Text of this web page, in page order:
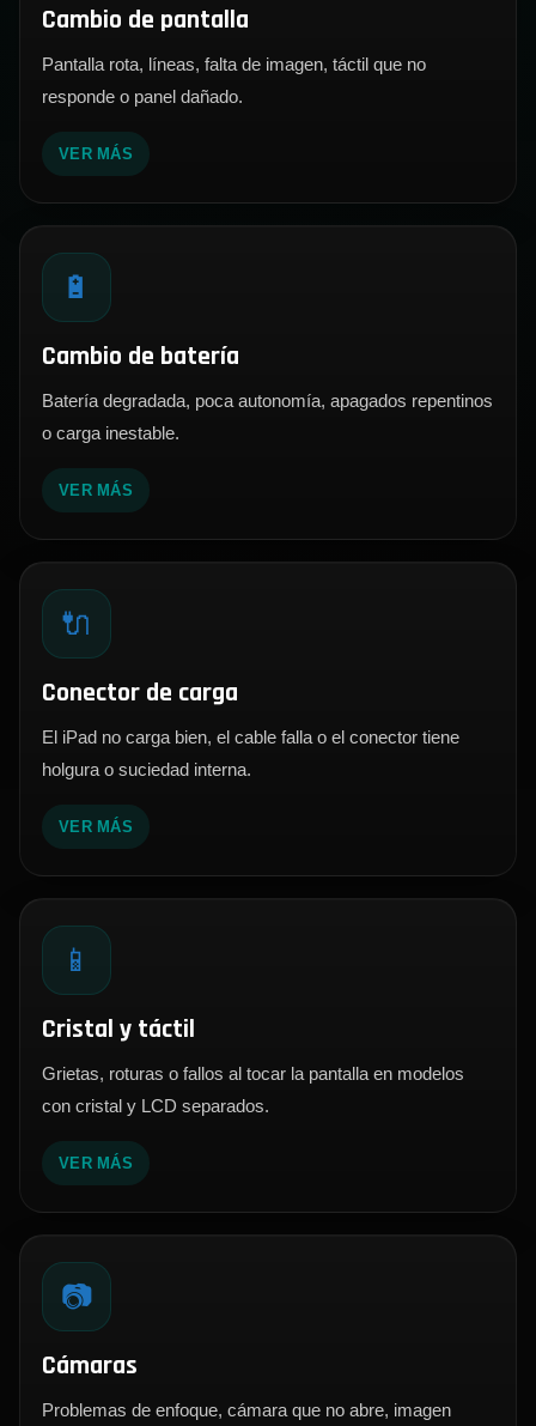
Cambio de pantalla
Pantalla rota, líneas, falta de imagen, táctil que no
responde o panel dañado.
VER MÁS
🔋
Cambio de batería
Batería degradada, poca autonomía, apagados repentinos
o carga inestable.
VER MÁS
🔌
Conector de carga
El iPad no carga bien, el cable falla o el conector tiene
holgura o suciedad interna.
VER MÁS
📱
Cristal y táctil
Grietas, roturas o fallos al tocar la pantalla en modelos
con cristal y LCD separados.
VER MÁS
📷
Cámaras
Problemas de enfoque, cámara que no abre, imagen